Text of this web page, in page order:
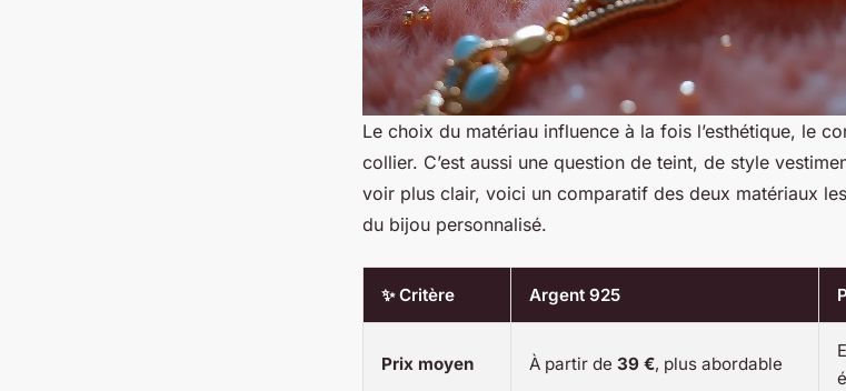
Le choix du matériau influence à la fois l’esthétique, le
collier. C’est aussi une question de teint, de style
voir plus clair, voici un comparatif des deux matériaux
du bijou personnalisé.
✨ Critère Argent 925
Prix moyen À partir de 39 €, plus abordable